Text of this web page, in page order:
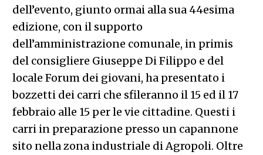
dell’evento, giunto ormai alla sua 44esima
edizione, con il supporto
dell’amministrazione comunale, in primis
del consigliere Giuseppe Di Filippo e del
locale Forum dei giovani, ha presentato i
bozzetti dei carri che sfileranno il 15 ed il 17
febbraio alle 15 per le vie cittadine. Questi i
carri in preparazione presso un capannone
sito nella zona industriale di Agropoli. Oltre